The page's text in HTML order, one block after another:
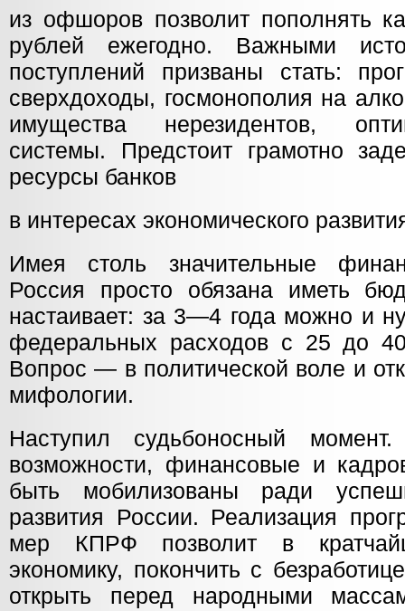
из офшоров позволит пополнять
рублей ежегодно. Важными
поступлений призваны стать:
сверхдоходы, госмонополия на
имущества нерезидентов,
системы. Предстоит грамотно
ресурсы банков
в интересах экономического
Имея столь значительные
Россия просто обязана иметь
настаивает: за 3—4 года можно и
федеральных расходов с 25 до
Вопрос — в политической воле и
мифологии.
Наступил судьбоносный
возможности, финансовые и
быть мобилизованы ради
развития России. Реализация
мер КПРФ позволит в
экономику, покончить с
открыть перед народными